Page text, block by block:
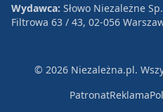
Wydawca: Słowo Niezależne
Filtrowa 63 / 43, 02-056
© 2026 Niezależna.pl.
PatronatReklama